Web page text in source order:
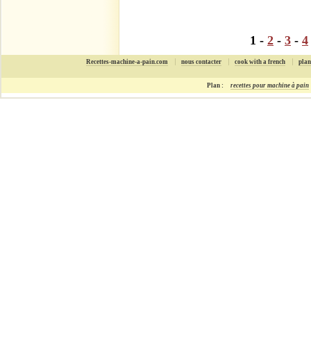
1 - 2 - 3 - 4
Recettes-machine-a-pain.com nous contacter cook with a french
Plan : recettes pour machine à pain